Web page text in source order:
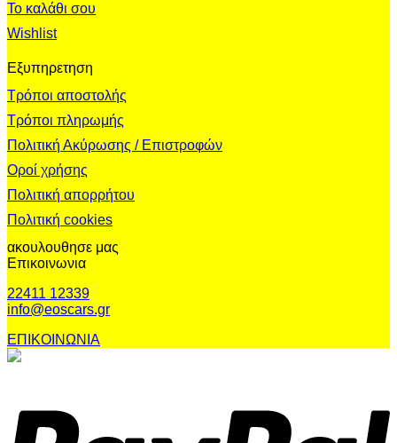
Το καλάθι σου
Wishlist
Εξυπηρετηση
Τρόποι αποστολής
Τρόποι πληρωμής
Πολιτική Ακύρωσης / Επιστροφών
Οροί χρήσης
Πολιτική απορρήτου
Πολιτική cookies
ακουλουθησε μας
Επικοινωνια
22411 12339
info@eoscars.gr
ΕΠΙΚΟΙΝΩΝΙΑ